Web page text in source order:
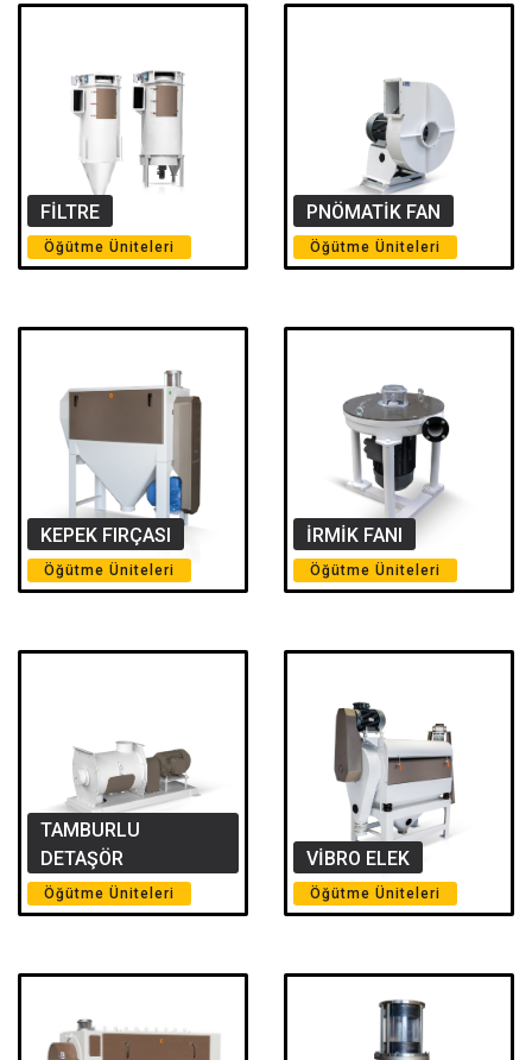
FİLTRE
Öğütme Üniteleri
PNÖMATİK FAN
Öğütme Üniteleri
KEPEK FIRÇASI
Öğütme Üniteleri
İRMİK FANI
Öğütme Üniteleri
TAMBURLU
DETAŞÖR
Öğütme Üniteleri
VİBRO ELEK
Öğütme Üniteleri